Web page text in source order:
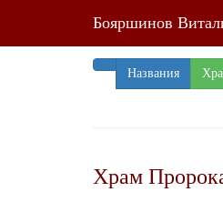
Бояршинов
Названия
Храм